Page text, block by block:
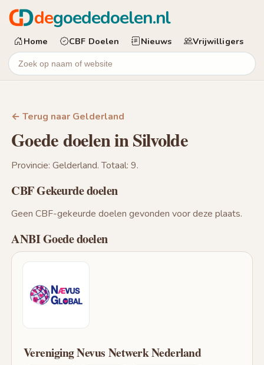
degoededoelen.nl
Home CBF Doelen Nieuws Vrijwilligers
← Terug naar Gelderland
Goede doelen in Silvolde
Provincie: Gelderland. Totaal: 9.
CBF Gekeurde doelen
Geen CBF-gekeurde doelen gevonden voor deze plaats.
ANBI Goede doelen
Vereniging Nevus Netwerk Nederland